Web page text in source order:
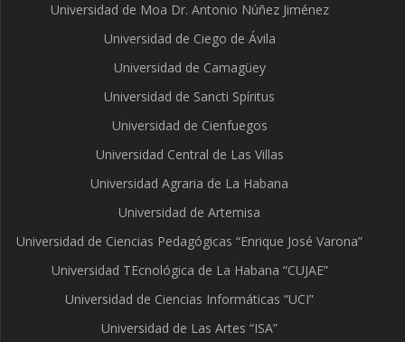
Universidad de Moa Dr. Antonio Núñez Jiménez
Universidad de Ciego de Ávila
Universidad de Camagüey
Universidad de Sancti Spíritus
Universidad de Cienfuegos
Universidad Central de Las Villas
Universidad Agraria de La Habana
Universidad de Artemisa
Universidad de Ciencias Pedagógicas “Enrique José Varona”
Universidad TEcnológica de La Habana “CUJAE”
Universidad de Ciencias Informáticas “UCI”
Universidad de Las Artes “ISA”